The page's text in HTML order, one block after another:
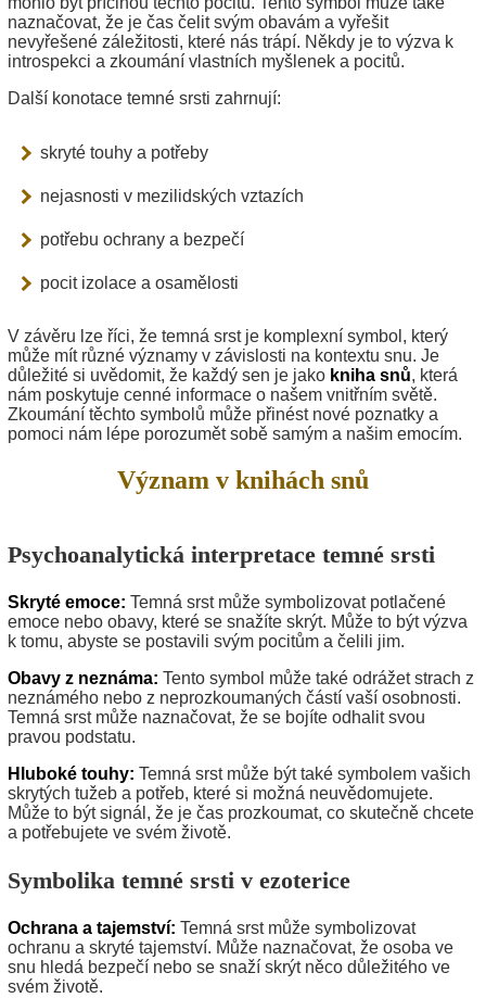
naznačovat, že je čas čelit svým obavám a vyřešit
nevyřešené záležitosti, které nás trápí. Někdy je to výzva k
introspekci a zkoumání vlastních myšlenek a pocitů.
Další konotace temné srsti zahrnují:
skryté touhy a potřeby
nejasnosti v mezilidských vztazích
potřebu ochrany a bezpečí
pocit izolace a osamělosti
V závěru lze říci, že temná srst je komplexní symbol, který
může mít různé významy v závislosti na kontextu snu. Je
důležité si uvědomit, že každý sen je jako kniha snů, která
nám poskytuje cenné informace o našem vnitřním světě.
Zkoumání těchto symbolů může přinést nové poznatky a
pomoci nám lépe porozumět sobě samým a našim emocím.
Význam v knihách snů
Psychoanalytická interpretace temné srsti
Skryté emoce: Temná srst může symbolizovat potlačené
emoce nebo obavy, které se snažíte skrýt. Může to být výzva
k tomu, abyste se postavili svým pocitům a čelili jim.
Obavy z neznáma: Tento symbol může také odrážet strach z
neznámého nebo z neprozkoumaných částí vaší osobnosti.
Temná srst může naznačovat, že se bojíte odhalit svou
pravou podstatu.
Hluboké touhy: Temná srst může být také symbolem vašich
skrytých tužeb a potřeb, které si možná neuvědomujete.
Může to být signál, že je čas prozkoumat, co skutečně chcete
a potřebujete ve svém životě.
Symbolika temné srsti v ezoterice
Ochrana a tajemství: Temná srst může symbolizovat
ochranu a skryté tajemství. Může naznačovat, že osoba ve
snu hledá bezpečí nebo se snaží skrýt něco důležitého ve
svém životě.